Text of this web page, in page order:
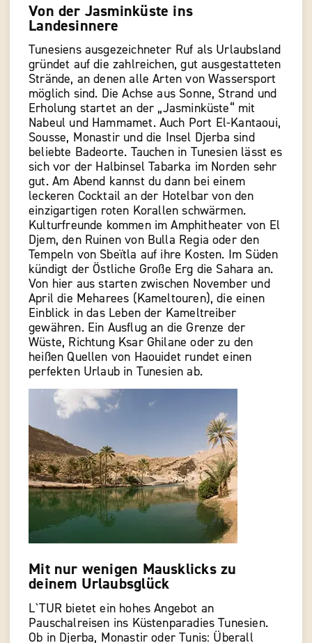
Von der Jasminküste ins
Landesinnere
Tunesiens ausgezeichneter Ruf als Urlaubsland
gründet auf die zahlreichen, gut ausgestatteten
Strände, an denen alle Arten von Wassersport
möglich sind. Die Achse aus Sonne, Strand und
Erholung startet an der „Jasminküste“ mit
Nabeul und Hammamet. Auch Port El-Kantaoui,
Sousse, Monastir und die Insel Djerba sind
beliebte Badeorte. Tauchen in Tunesien lässt es
sich vor der Halbinsel Tabarka im Norden sehr
gut. Am Abend kannst du dann bei einem
leckeren Cocktail an der Hotelbar von den
einzigartigen roten Korallen schwärmen.
Kulturfreunde kommen im Amphitheater von El
Djem, den Ruinen von Bulla Regia oder den
Tempeln von Sbeïtla auf ihre Kosten. Im Süden
kündigt der Östliche Große Erg die Sahara an.
Von hier aus starten zwischen November und
April die Meharees (Kameltouren), die einen
Einblick in das Leben der Kameltreiber
gewähren. Ein Ausflug an die Grenze der
Wüste, Richtung Ksar Ghilane oder zu den
heißen Quellen von Haouidet rundet einen
perfekten Urlaub in Tunesien ab.
Mit nur wenigen Mausklicks zu
deinem Urlaubsglück
L`TUR bietet ein hohes Angebot an
Pauschalreisen ins Küstenparadies Tunesien.
Ob in Djerba, Monastir oder Tunis: Überall